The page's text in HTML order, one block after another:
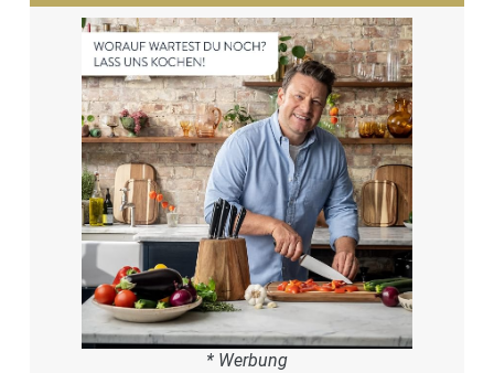
* Werbung